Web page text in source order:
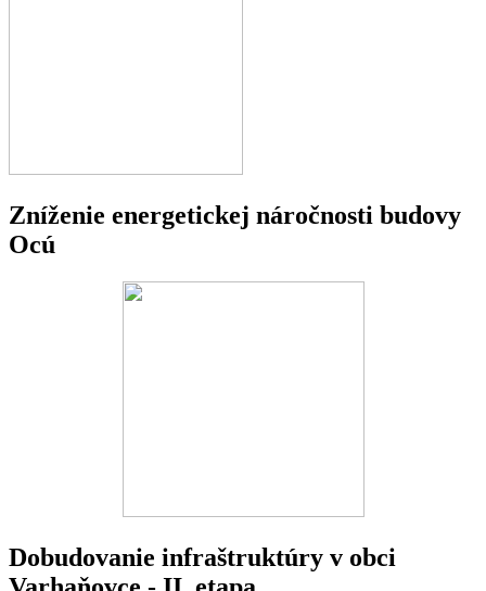
Zníženie energetickej náročnosti budovy
Ocú
Dobudovanie infraštruktúry v obci